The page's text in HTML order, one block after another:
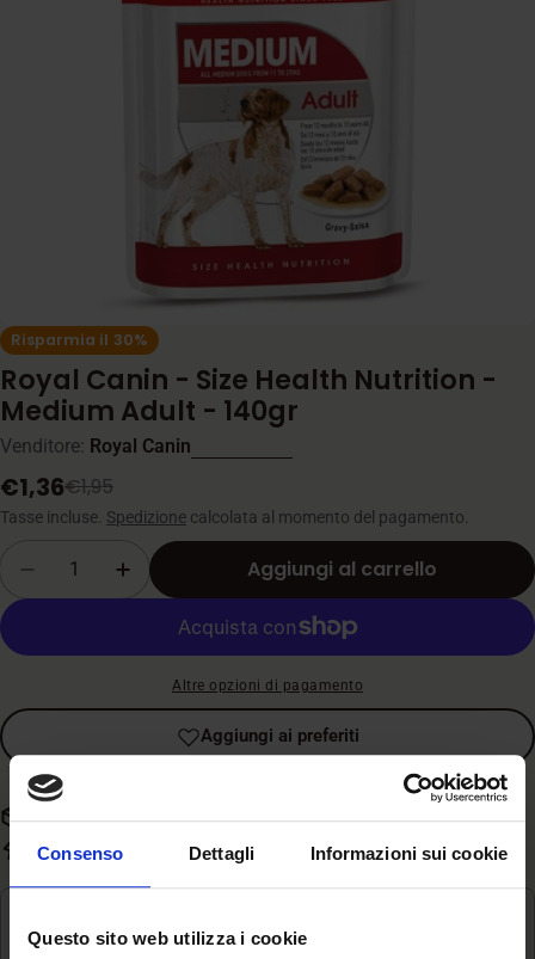
Consenso Dettagli Informazioni sui cookie
Questo sito web utilizza i cookie
supporto 0 in modalità modale
Risparmia il 30%
Royal Canin - Size Health Nutrition -
Medium Adult - 140gr
Venditore: Royal Canin
Prezzo
di
€1,36
Prezzo
normale
€1,95
Tasse incluse. Spedizione calcolata al momento del pagamento.
Diminuisci la quantità per Royal Canin -
Aumenta la quantità per Royal
Aggiungi al carrello
Altre opzioni di pagamento
Aggiungi ai preferiti
Spedizione gratuita con spesa superiore a 59€
Evasione rapida in 3-5 giorni lavorativi
Di solito pronto in 24 ore